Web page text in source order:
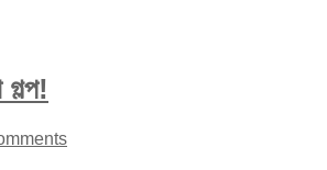
গল্প!